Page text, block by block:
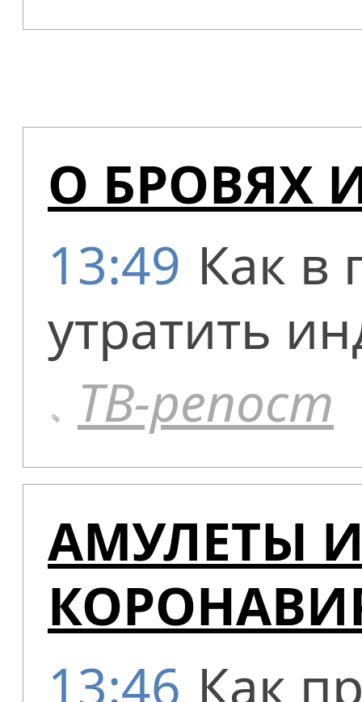
О БРОВЯХ
13:49 Как в
утратить
ТВ-репост
АМУЛЕТЫ
13:46 Как